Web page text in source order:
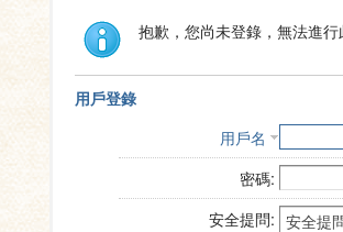
抱歉，您尚未登錄，無法進
用戶登錄
用戶名
密碼:
安全提問: